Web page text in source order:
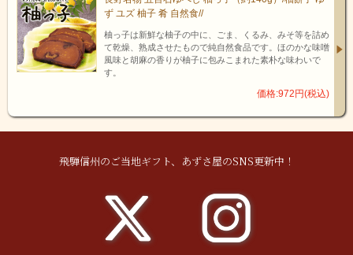
「普導丸」には７種類の生薬が程よいバランスで配合されており、口中
を自然な清涼感で満たします。さわやかな芳香が広がり、心身をリラッ
クスさせ、吐き気やめまいなどの不快な気分を和らげてくれます。ま
ず ユズ 柚子 肴 自然食//
柚っ子は新鮮な柚子の中に、ごま、くるみ、みそ等を詰め
て乾燥、熟成させたもので純自然食品です。ほのかな味噌
風味と胡麻の香りが柚子に包みこまれた素朴な味わいで
す。
価格:972円(税込)
飛騨信州のご当地ギフト、あずさ屋のSNS更新中！